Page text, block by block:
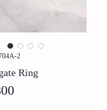
2
Ring